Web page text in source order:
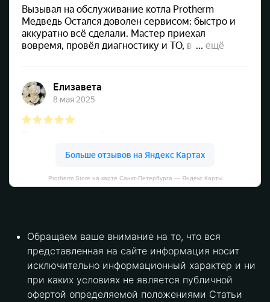
Protherm Store на карте Санкт‑Петербурга — Яндекс Карты
Обращаем ваше внимание на то, что вся
представленная на сайте информация носит
исключительно информационный характер и ни
при каких условиях не является публичной
офертой определяемой положениями Статьи